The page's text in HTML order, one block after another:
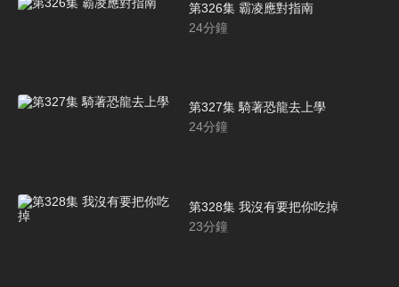
第326集 霸凌應對指南
24分鐘
第327集 騎著恐龍去上學
24分鐘
第328集 我沒有要把你吃掉
23分鐘